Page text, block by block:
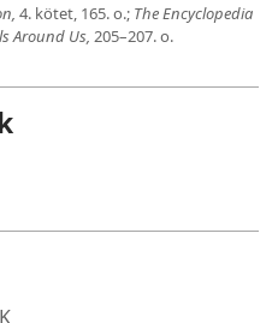
4. kötet, 165. o.; The Encyclopedia
Around Us, 205–207. o.